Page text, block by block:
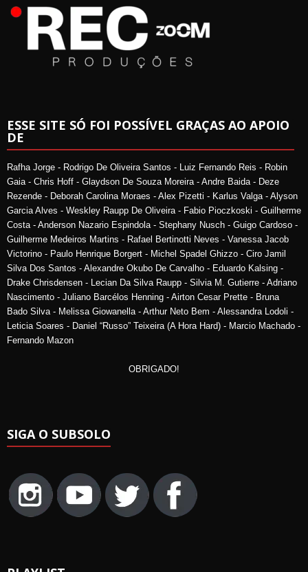
ESSE SITE SÓ FOI POSSÍVEL GRAÇAS AO APOIO
DE
Rafha Jorge - Rodrigo De Oliveira Santos - Luiz Fernando Reis - Robin
Gaia - Chris Hoff - Glaydson De Souza Moreira - Andre Baida - Deze
Rezende - Deborah Carolina Moraes - Alex Pizetti - Karlus Valga - Alyson
Garcia Alves - Weskley Raupp De Oliveira - Fabio Pioczkoski - Guilherme
Costa - Anderson Nazario Espindola - Stephany Nusch - Guigo Cardoso -
Guilherme Medeiros Martins - Rafael Bertinotti Neves - Vanessa Jacob
Victorino - Paulo Henrique Borgert - Michel Spadel Ghizzo - Ciro Jamil
Silva Dos Santos - Alexandre Okubo De Carvalho - Eduardo Kalsing -
Drake Chrisdensen - Lecian Da Silva Raupp - Silvia M. Gutierre - Adriano
Nascimento - Juliano Barcélos Henning - Airton Cesar Prette - Bruna
Bado Silva - Melissa Giowanella - Arthur Neto Bem - Alessandra Lodoli -
Leticia Soares - Daniel “Russo” Teixeira (A Hora Hard) - Marcio Machado -
Fernando Mazon
OBRIGADO!
SIGA O SUBSOLO